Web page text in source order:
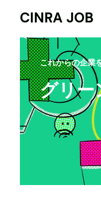
CINRA JOB
これからの企業
グリー